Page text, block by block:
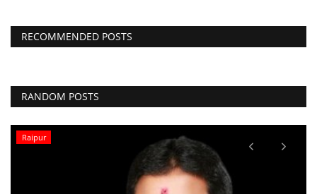
RECOMMENDED POSTS
RANDOM POSTS
धर्म